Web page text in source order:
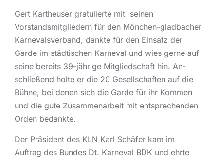
Gert Kartheuser gratulierte mit seinen
Vorstandsmitgliedern für den Mönchen-gladbacher
Karnevalsverband, dankte für den Einsatz der
Garde im städtischen Karneval und wies gerne auf
seine bereits 39-jährige Mitgliedschaft hin. An-
schließend holte er die 20 Gesellschaften auf die
Bühne, bei denen sich die Garde für ihr Kommen
und die gute Zusammenarbeit mit entsprechenden
Orden bedankte.
Der Präsident des KLN Karl Schäfer kam im
Auftrag des Bundes Dt. Karneval BDK und ehrte